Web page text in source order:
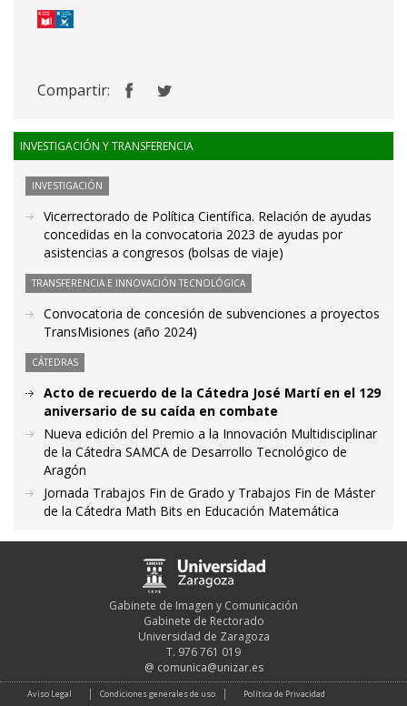
Compartir:
INVESTIGACIÓN Y TRANSFERENCIA
INVESTIGACIÓN
Vicerrectorado de Política Científica. Relación de ayudas
concedidas en la convocatoria 2023 de ayudas por
asistencias a congresos (bolsas de viaje)
TRANSFERENCIA E INNOVACIÓN TECNOLÓGICA
Convocatoria de concesión de subvenciones a proyectos
TransMisiones (año 2024)
CÁTEDRAS
Acto de recuerdo de la Cátedra José Martí en el 129
aniversario de su caída en combate
Nueva edición del Premio a la Innovación Multidisciplinar
de la Cátedra SAMCA de Desarrollo Tecnológico de
Aragón
Jornada Trabajos Fin de Grado y Trabajos Fin de Máster
de la Cátedra Math Bits en Educación Matemática
Gabinete de Imagen y Comunicación
Gabinete de Rectorado
Universidad de Zaragoza
T. 976 761 019
@ comunica@unizar.es
Aviso Legal Condiciones generales de uso Política de Privacidad